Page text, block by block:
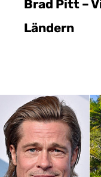
Brad Pitt –
Ländern